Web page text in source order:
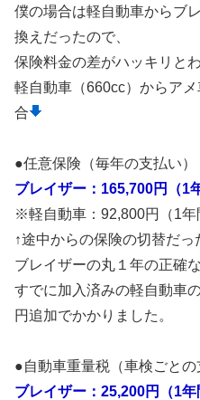
僕の場合は軽自動車からブ
換えだったので、
保険料金の差がハッキリと
軽自動車（660cc）からア
合
●任意保険（毎年の支払い）
ブレイザー：165,700円（1
※軽自動車：92,800円（1年
↑途中からの保険の切替だっ
ブレイザーの丸１年の正確
すでに加入済みの軽自動車
円追加でかかりました。
●自動車重量税（車検ごとの
ブレイザー：25,200円（1年